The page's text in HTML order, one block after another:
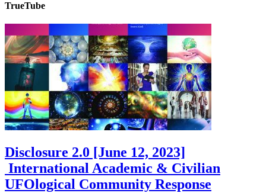
TrueTube
Disclosure 2.0 [June 12, 2023]
International Academic & Civilian
UFOlogical Community Response